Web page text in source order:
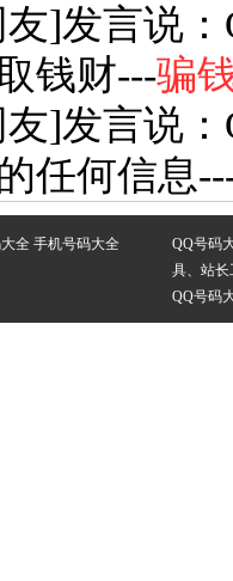
]发言说
钱财---骗
]发言说
任何信息
全 手机号码大全
QQ号码
具、站长
QQ号码